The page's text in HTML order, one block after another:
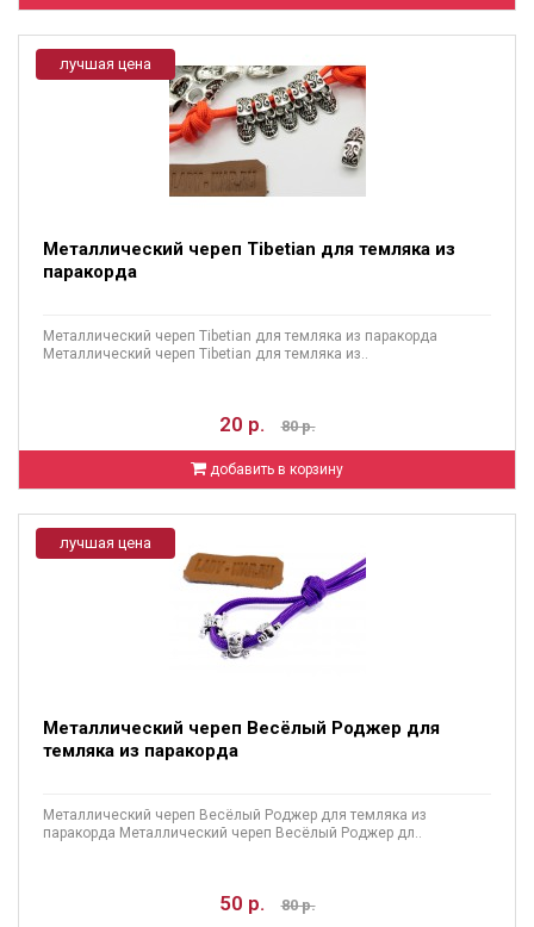
лучшая цена
Металлический череп Tibetian для темляка из
паракорда
Металлический череп Tibetian для темляка из паракорда
Металлический череп Tibetian для темляка из..
20 р. 80 р.
добавить в корзину
лучшая цена
Металлический череп Весёлый Роджер для
темляка из паракорда
Металлический череп Весёлый Роджер для темляка из
паракорда Металлический череп Весёлый Роджер дл..
50 р. 80 р.